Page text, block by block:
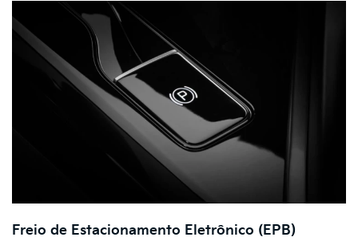
Freio de Estacionamento Eletrônico (EPB)